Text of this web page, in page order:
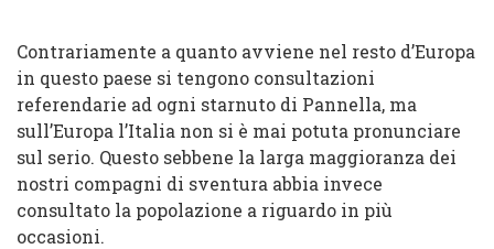
Contrariamente a quanto avviene nel resto d’Europa
in questo paese si tengono consultazioni
referendarie ad ogni starnuto di Pannella, ma
sull’Europa l’Italia non si è mai potuta pronunciare
sul serio. Questo sebbene la larga maggioranza dei
nostri compagni di sventura abbia invece
consultato la popolazione a riguardo in più
occasioni.